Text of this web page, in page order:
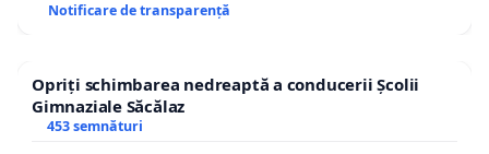
Notificare de transparență
Opriți schimbarea nedreaptă a conducerii Școlii
Gimnaziale Săcălaz
453 semnături